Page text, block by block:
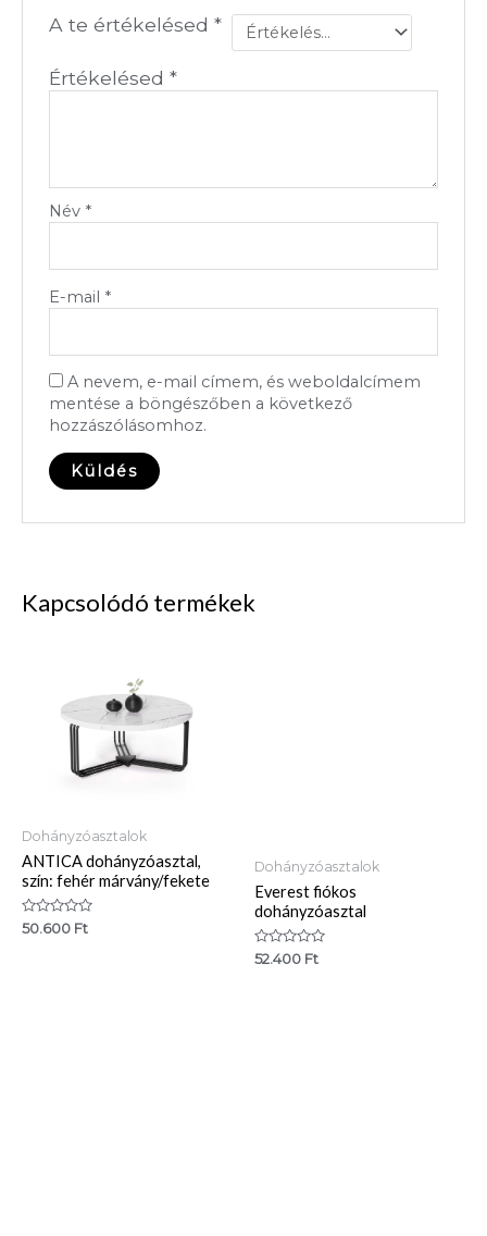
A te értékelésed*
Értékelésed*
Név *
E-mail *
A nevem, e-mail címem, és weboldalcímem
mentése a böngészőben a következő
hozzászólásomhoz.
Kapcsolódó termékek
Dohányzóasztalok
ANTICA dohányzóasztal,
szín: fehér márvány/fekete
Értékelés:
0
50.600 Ft
Dohányzóasztalok
Everest fiókos
dohányzóasztal
Értékelés:
0
52.400 Ft